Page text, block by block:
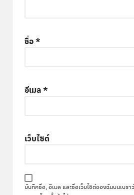
ชื่อ*
อีเมล*
เว็บไซต์
บันทึกชื่อ, อีเมล และชื่อเว็บไซต์ของฉันบนเบร